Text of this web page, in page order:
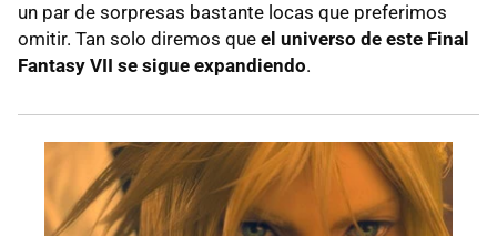
un par de sorpresas bastante locas que preferimos
omitir. Tan solo diremos que el universo de este Final
Fantasy VII se sigue expandiendo.